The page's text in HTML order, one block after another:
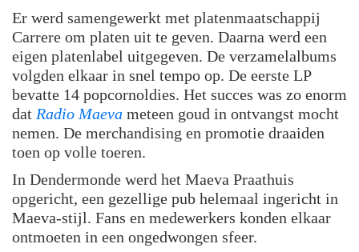
Er werd samengewerkt met platenmaatschappij
Carrere om platen uit te geven. Daarna werd een
eigen platenlabel uitgegeven. De verzamelalbums
volgden elkaar in snel tempo op. De eerste LP
bevatte 14 popcornoldies. Het succes was zo enorm
dat Radio Maeva meteen goud in ontvangst mocht
nemen. De merchandising en promotie draaiden
toen op volle toeren.
In Dendermonde werd het Maeva Praathuis
opgericht, een gezellige pub helemaal ingericht in
Maeva-stijl. Fans en medewerkers konden elkaar
ontmoeten in een ongedwongen sfeer.